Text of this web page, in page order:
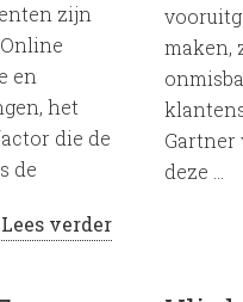
zijn
en
het
die de
de
Lees verder
maken,
deze …